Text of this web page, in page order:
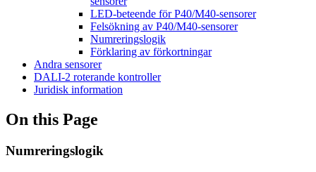
LED-beteende för P40/M40-sensorer
Felsökning av P40/M40-sensorer
Numreringslogik
Förklaring av förkortningar
Andra sensorer
DALI-2 roterande kontroller
Juridisk information
On this Page
Numreringslogik